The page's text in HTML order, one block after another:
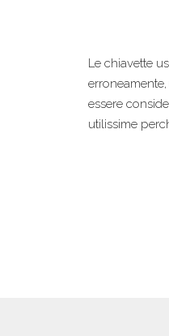
Le chiavette
essere
utilissime